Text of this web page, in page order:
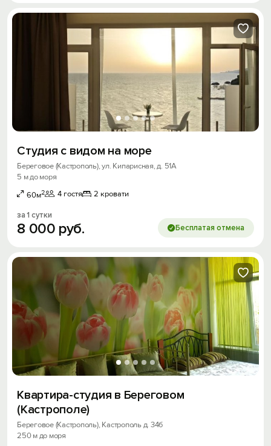
Студия с видом на море
Береговое (Кастрополь), ул. Кипарисная, д. 51А
5 м до моря
60м2 4 гостя 2 кровати
за 1 сутки
8 000 руб. Бесплатая отмена
Квартира-студия в Береговом
(Кастрополе)
Береговое (Кастрополь), Кастрополь д. 34б
250 м до моря